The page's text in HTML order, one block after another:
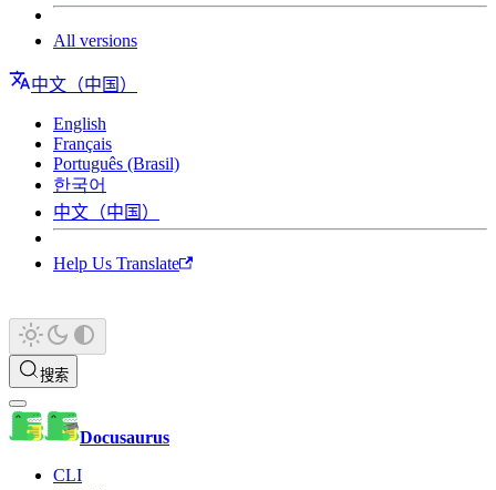
All versions
中文（中国）
English
Français
Português (Brasil)
한국어
中文（中国）
Help Us Translate
搜索
Docusaurus
CLI